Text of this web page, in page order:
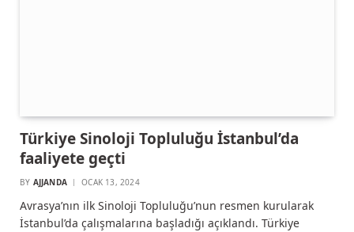
Türkiye Sinoloji Topluluğu İstanbul’da
faaliyete geçti
BY AJJANDA OCAK 13, 2024
Avrasya’nın ilk Sinoloji Topluluğu’nun resmen kurularak
İstanbul’da çalışmalarına başladığı açıklandı. Türkiye